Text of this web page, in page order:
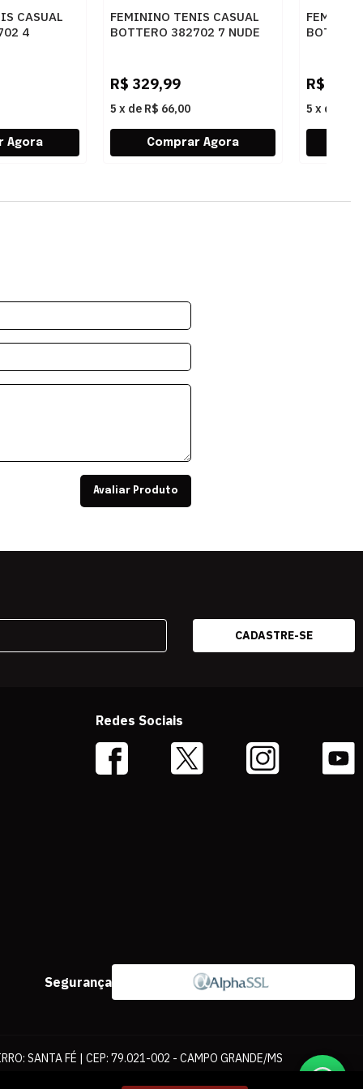
CASUAL
4
FEMININO TENIS CASUAL
BOTTERO 382702 7 NUDE
R$ 329,99
5 x de R$ 66,00
R$
5 x de
Avaliar Produto
Redes Sociais
Segurança
SANTA FÉ | CEP: 79.021-002 - CAMPO GRANDE/MS